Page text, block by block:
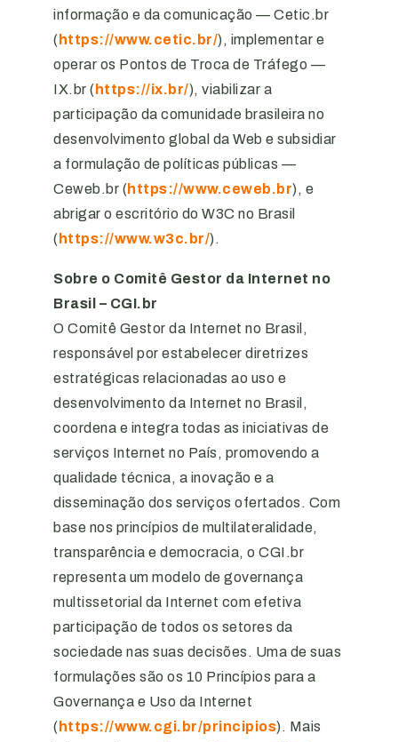
informação e da comunicação — Cetic.br
( https://www.cetic.br/), implementar e
operar os Pontos de Troca de Tráfego —
IX.br ( https://ix.br/), viabilizar a
participação da comunidade brasileira no
desenvolvimento global da Web e subsidiar
a formulação de políticas públicas —
Ceweb.br (https://www.ceweb.br), e
abrigar o escritório do W3C no Brasil
( https://www.w3c.br/).
Sobre o Comitê Gestor da Internet no
Brasil – CGI.br
O Comitê Gestor da Internet no Brasil,
responsável por estabelecer diretrizes
estratégicas relacionadas ao uso e
desenvolvimento da Internet no Brasil,
coordena e integra todas as iniciativas de
serviços Internet no País, promovendo a
qualidade técnica, a inovação e a
disseminação dos serviços ofertados. Com
base nos princípios de multilateralidade,
transparência e democracia, o CGI.br
representa um modelo de governança
multissetorial da Internet com efetiva
participação de todos os setores da
sociedade nas suas decisões. Uma de suas
formulações são os 10 Princípios para a
Governança e Uso da Internet
( https://www.cgi.br/principios). Mais